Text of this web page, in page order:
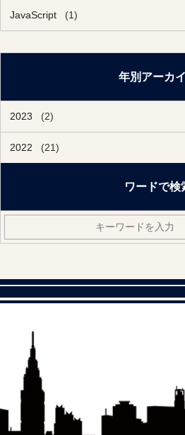
JavaScript (1)
年別アーカ
2023 (2)
2022 (21)
ワードで検